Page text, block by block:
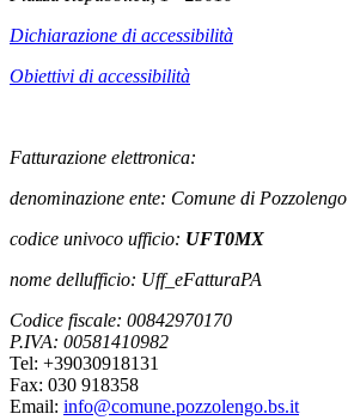
Dichiarazione di accessibilità
Obiettivi di accessibilità
Fatturazione elettronica:
denominazione ente: Comune di Pozzolengo
codice univoco ufficio: UFT0MX
nome dellufficio: Uff_eFatturaPA
Codice fiscale: 00842970170
P.IVA: 00581410982
Tel: +39030918131
Fax: 030 918358
Email: info@comune.pozzolengo.bs.it